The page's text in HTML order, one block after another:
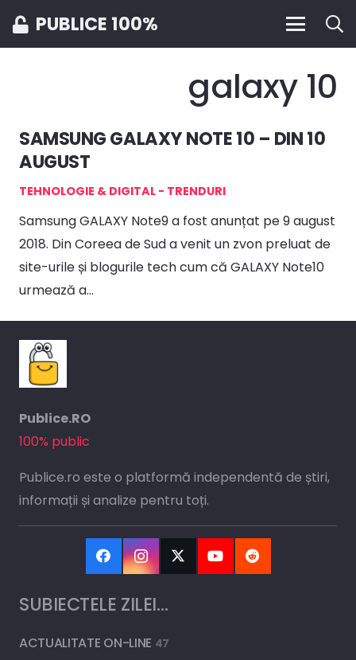
PUBLICE 100%
galaxy 10
SAMSUNG GALAXY NOTE 10 – DIN 10
AUGUST
TEHNOLOGIE & DIGITAL - TRENDURI
Samsung GALAXY Note9 a fost anunțat pe 9 august
2018. Din Coreea de Sud a venit un zvon preluat de
site-urile și blogurile tech cum că GALAXY Note10
urmează a…
Publice.RO
100% public
Publice.ro este o platformă independentă de știri,
informații și analize pentru toți.
SUBIECTELE ZILEI…
ACTUALITATE ON-LINE 47